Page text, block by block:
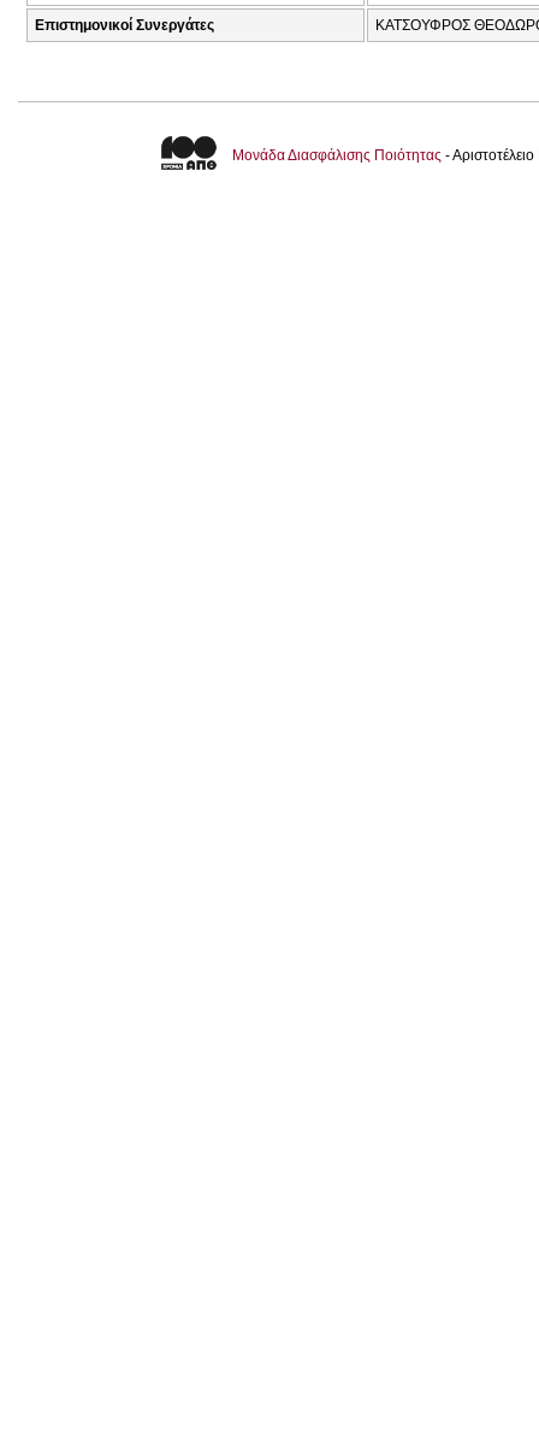
Επιστημονικοί Συνεργάτες ΚΑΤΣΟΥΦΡΟΣ
Μονάδα Διασφάλισης Ποιότητας -